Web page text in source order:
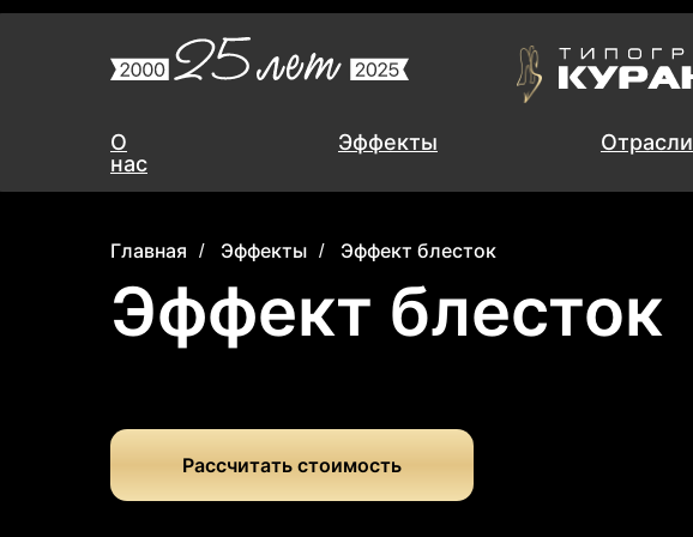
О
нас
Эффекты Отрасли
О
нас
Эффекты Отрасли
Главная / Эффекты / Эффект блесток
Эффект блесток
Рассчитать стоимость